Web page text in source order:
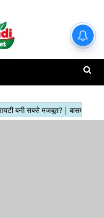
के ताजा रेट | देखें इस